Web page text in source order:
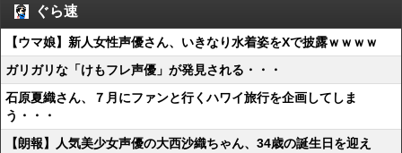
ぐら速
【ウマ娘】新人女性声優さん、いきなり水着姿をXで披露ｗｗｗｗ
ガリガリな「けもフレ声優」が発見される・・・
石原夏織さん、７月にファンと行くハワイ旅行を企画してしま
う・・・
【朗報】人気美少女声優の大西沙織ちゃん、34歳の誕生日を迎え